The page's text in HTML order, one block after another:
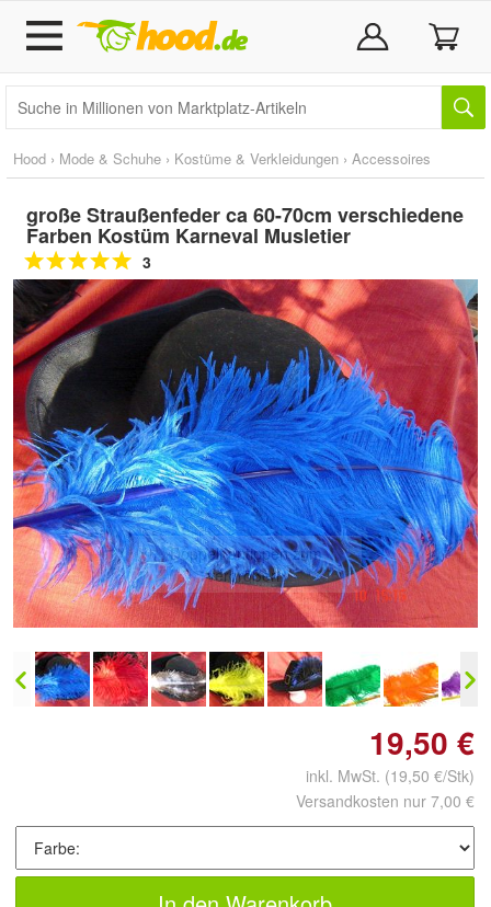
Hood › Mode & Schuhe › Kostüme & Verkleidungen › Accessoires
große Straußenfeder ca 60-70cm verschiedene
Farben Kostüm Karneval Musletier
3
Doppelt antippen zum
vergrößern
19,50 €
inkl. MwSt. (19,50 €/Stk)
Versandkosten nur 7,00 €